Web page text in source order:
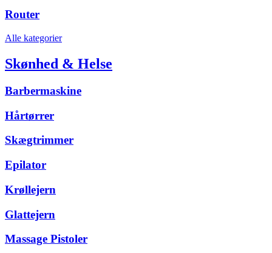
Router
Alle kategorier
Skønhed & Helse
Barbermaskine
Hårtørrer
Skægtrimmer
Epilator
Krøllejern
Glattejern
Massage Pistoler